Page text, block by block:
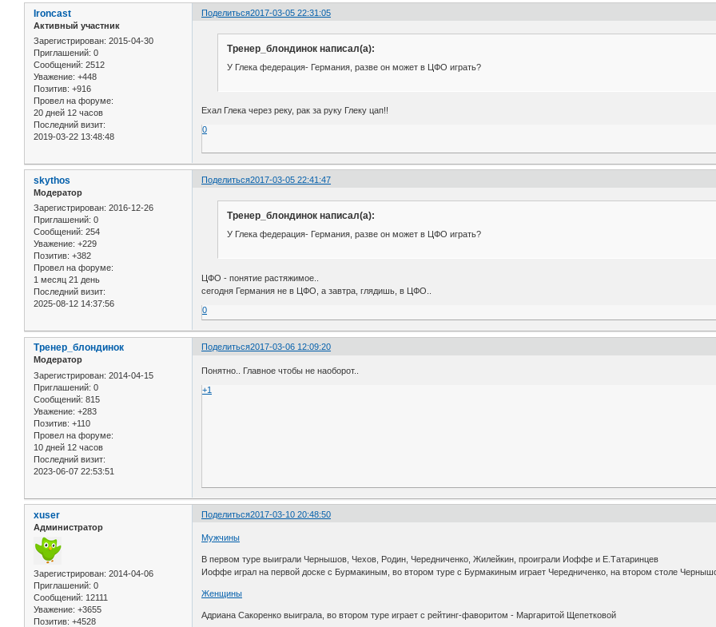
Поделиться2017-03-05 22:31:05
Ironcast
Активный участник
Зарегистрирован: 2015-04-30
Приглашений: 0
Сообщений: 2512
Уважение: +448
Позитив: +916
Провел на форуме:
20 дней 12 часов
Последний визит:
2019-03-22 13:48:48
Тренер_блондинок написал(а):
У Глека федерация- Германия, разве он может в ЦФО играть?
Ехал Глека через реку, рак за руку Глеку цап!!
0
Поделиться2017-03-05 22:41:47
skythos
Модератор
Зарегистрирован: 2016-12-26
Приглашений: 0
Сообщений: 254
Уважение: +229
Позитив: +382
Провел на форуме:
1 месяц 21 день
Последний визит:
2025-08-12 14:37:56
Тренер_блондинок написал(а):
У Глека федерация- Германия, разве он может в ЦФО играть?
ЦФО - понятие растяжимое..
сегодня Германия не в ЦФО, а завтра, глядишь, в ЦФО..
0
Поделиться2017-03-06 12:09:20
Тренер_блондинок
Модератор
Зарегистрирован: 2014-04-15
Приглашений: 0
Сообщений: 815
Уважение: +283
Позитив: +110
Провел на форуме:
10 дней 12 часов
Последний визит:
2023-06-07 22:53:51
Понятно.. Главное чтобы не наоборот..
+1
Поделиться2017-03-10 20:48:50
xuser
Администратор
Зарегистрирован: 2014-04-06
Приглашений: 0
Сообщений: 12111
Уважение: +3655
Позитив: +4528
Мужчины
В первом туре выиграли Чернышов, Чехов, Родин, Чередниченко, Жилейкин, проиграли Иоффе и Е.Татаринцев
Иоффе играл на первой доске с Бурмакиным, во втором туре с Бурмакиным играет Чередниченко, на втором столе
Женщины
Адриана Сакоренко выиграла, во втором туре играет с рейтинг-фаворитом - Маргаритой Щепетковой